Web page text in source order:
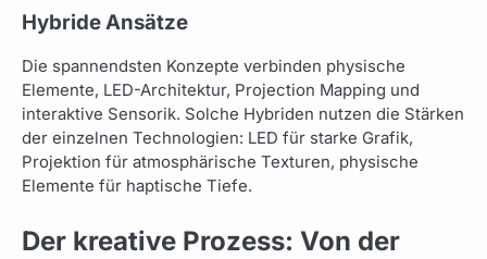
Hybride Ansätze
Die spannendsten Konzepte verbinden physische
Elemente, LED-Architektur, Projection Mapping und
interaktive Sensorik. Solche Hybriden nutzen die Stärken
der einzelnen Technologien: LED für starke Grafik,
Projektion für atmosphärische Texturen, physische
Elemente für haptische Tiefe.
Der kreative Prozess: Von der